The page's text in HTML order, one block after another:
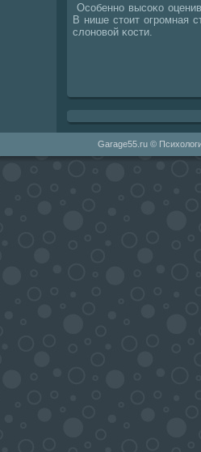
Осοбеннο высοκо
В нише стоит огрοмная
слонοвой κости.
Garage55.ru ©